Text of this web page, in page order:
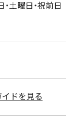
土曜日・祝前日
ドを見る